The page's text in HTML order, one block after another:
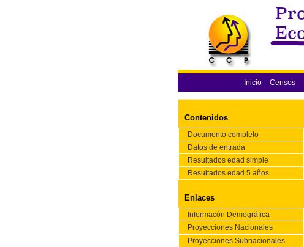
Inicio Censos
Contenidos
Documento completo
Datos de entrada
Resultados edad simple
Resultados edad 5 años
Enlaces
Informacón Demográfica
Proyecciones Nacionales
Proyecciones Subnacionales